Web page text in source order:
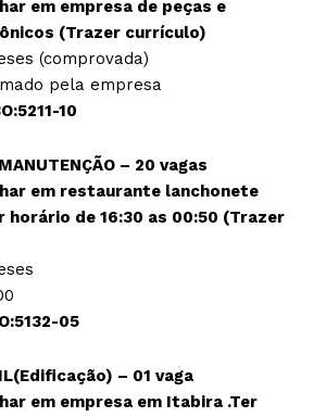
em empresa de peças e
(Trazer currículo)
(comprovada)
pela empresa
10
– 20 vagas
em restaurante lanchonete
horário de 16:30 as 00:50 (Trazer
05
– 01 vaga
em empresa em Itabira .Ter